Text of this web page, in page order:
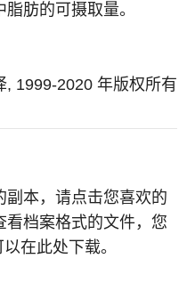
肪的可摄取量。
, 1999-2020 年版权所有
本，请点击您喜欢的
档案格式的文件，您
在此处下载。